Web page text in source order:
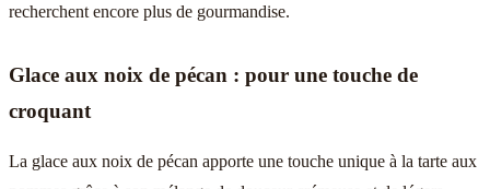
recherchent encore plus de gourmandise.
Glace aux noix de pécan : pour une touche de
croquant
La glace aux noix de pécan apporte une touche unique à la tarte aux